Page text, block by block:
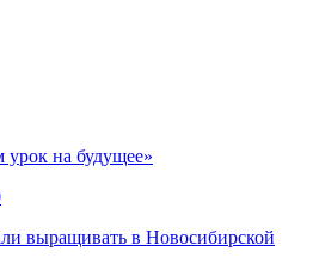
на будущее»
выращивать в Новосибирской